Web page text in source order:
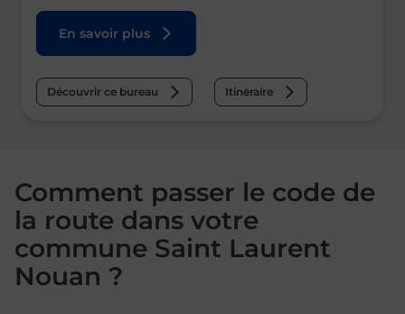
En savoir plus
Découvrir ce bureau Itinéraire
Comment passer le code de
la route dans votre
commune Saint Laurent
Nouan ?